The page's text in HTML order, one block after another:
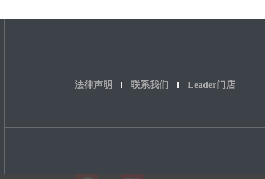
法律声明 联系我们 Leader门店